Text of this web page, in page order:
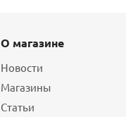
О магазине
Новости
Магазины
Статьи